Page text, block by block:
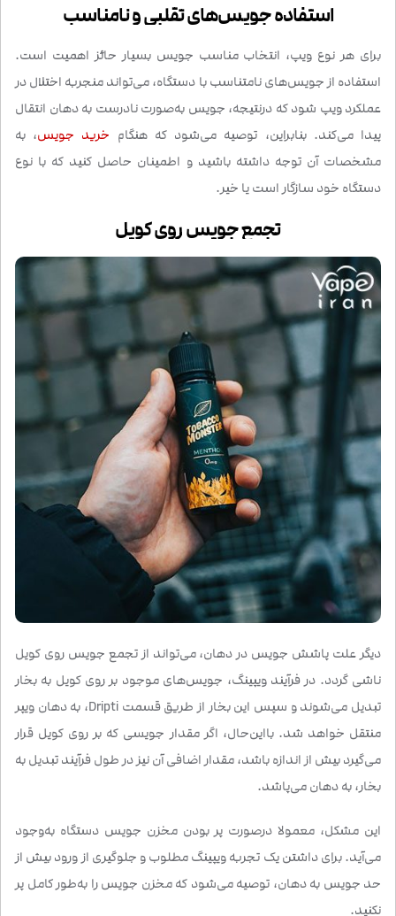
استفاده جویس‌های تقلبی و نامناسب
برای هر نوع ویپ، انتخاب مناسب جویس بسیار حائز اهمیت است.
استفاده از جویس‌های نامتناسب با دستگاه، می‌تواند منجر‌به اختلال در
عملکرد ویپ شود که درنتیجه، جویس به‌صورت نادرست به دهان انتقال
پیدا می‌کند. بنابراین، توصیه می‌شود که هنگام خرید جویس، به
مشخصات آن توجه داشته باشید و اطمینان حاصل کنید که با نوع
دستگاه خود سازگار است یا خیر.
تجمع جویس روی کویل
دیگر علت پاشش جویس در دهان، می‌تواند از تجمع جویس روی کویل
ناشی گردد. در فرآیند ویپینگ، جویس‌های موجود بر روی کویل به بخار
تبدیل می‌شوند و سپس این بخار از طریق قسمت Dripti، به دهان ویپر
منتقل خواهد شد. بااین‌حال، اگر مقدار جویسی که بر روی کویل قرار
می‌گیرد بیش از اندازه باشد، مقدار اضافی آن نیز در طول فرآیند تبدیل به
بخار، به دهان می‌پاشد.
این مشکل، معمولا درصورت پر بودن مخزن جویس دستگاه به‌وجود
می‌آید. برای داشتن یک تجربه ویپینگ مطلوب و جلوگیری از ورود بیش از
حد جویس به دهان، توصیه می‌شود که مخزن جویس را به‌طور کامل پر
نکنید.